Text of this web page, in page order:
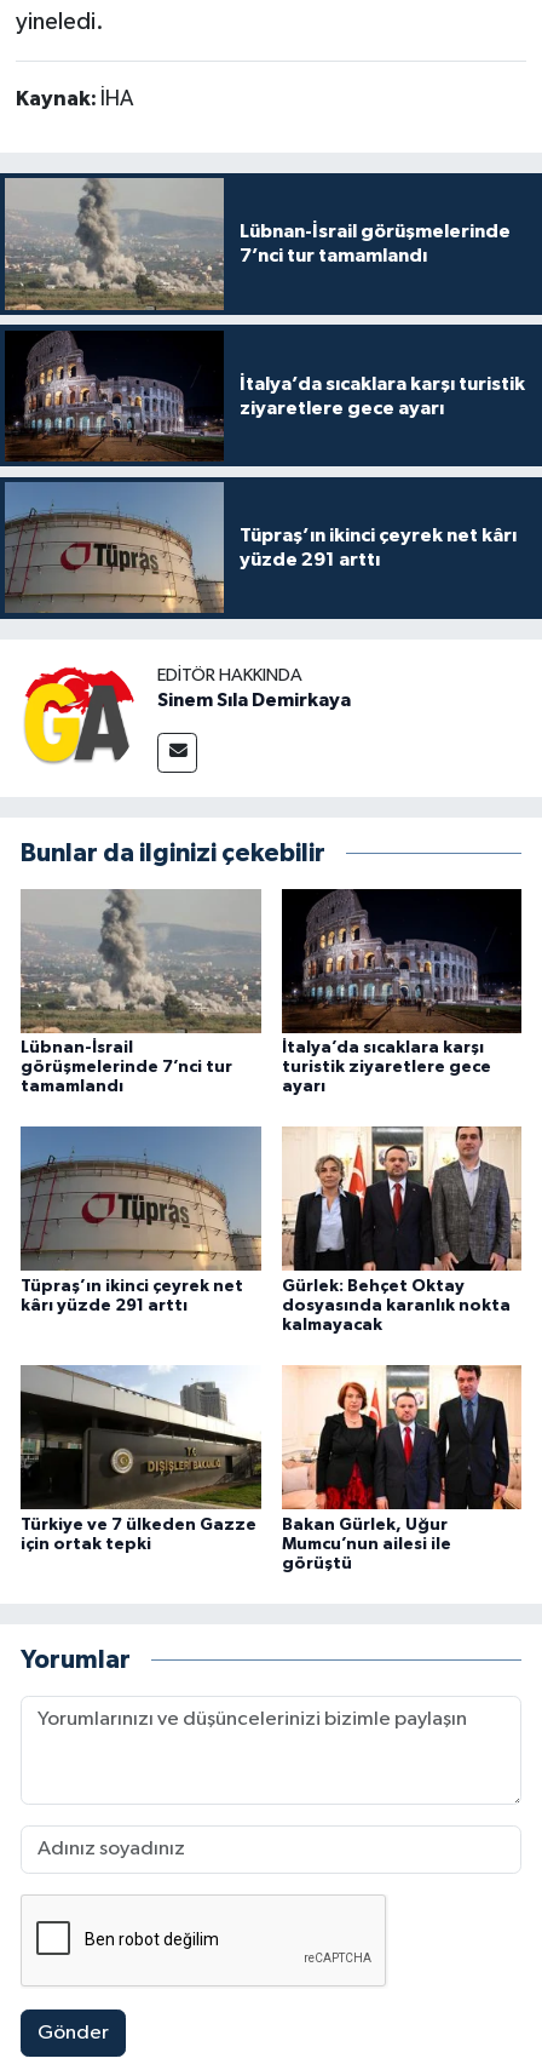
yineledi.
Kaynak: İHA
Lübnan-İsrail görüşmelerinde
7’nci tur tamamlandı
İtalya’da sıcaklara karşı turistik
ziyaretlere gece ayarı
Tüpraş’ın ikinci çeyrek net kârı
yüzde 291 arttı
EDITÖR HAKKINDA
Sinem Sıla Demirkaya
Bunlar da ilginizi çekebilir
Lübnan-İsrail
görüşmelerinde 7’nci tur
tamamlandı
İtalya’da sıcaklara karşı
turistik ziyaretlere gece
ayarı
Tüpraş’ın ikinci çeyrek net
kârı yüzde 291 arttı
Gürlek: Behçet Oktay
dosyasında karanlık nokta
kalmayacak
Türkiye ve 7 ülkeden Gazze
için ortak tepki
Bakan Gürlek, Uğur
Mumcu’nun ailesi ile
görüştü
Yorumlar
Gönder